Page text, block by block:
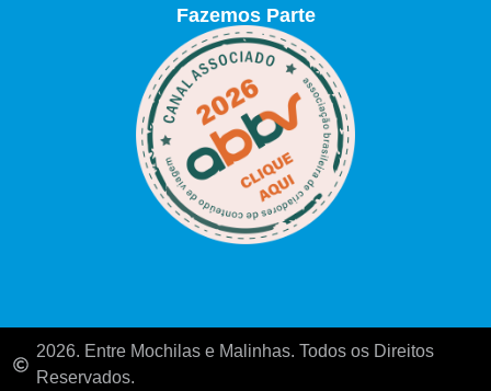
Fazemos Parte
2026. Entre Mochilas e Malinhas. Todos os Direitos
Reservados.